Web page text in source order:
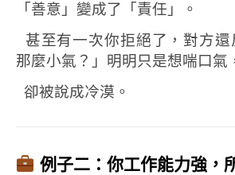
「善意」變成了「責任」。
甚至有一次你拒絕了，對方還
那麼小氣？」 明明只是想喘口氣
卻被說成冷漠。
例子二：你工作能力強，